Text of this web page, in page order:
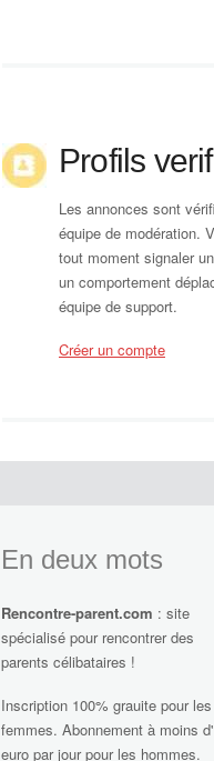
Profils
Les annonces sont
équipe de modération.
tout moment signaler
un comportement
équipe de support.
Créer un compte
En deux mots
Rencontre-parent.com : site
spécialisé pour rencontrer des
parents célibataires !
Inscription 100% grauite pour les
femmes. Abonnement à moins
euro par jour pour les hommes.